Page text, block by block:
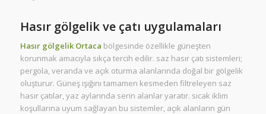
Hasır gölgelik ve çatı uygulamaları
Hasır gölgelik Ortaca bölgesinde özellikle güneşten
korunmak amacıyla sıkça tercih edilir. saz hasır çatı sistemleri;
pergola, veranda ve açık oturma alanlarında doğal bir gölgelik
oluşturur. Güneş ışığını tamamen kesmeden filtreleyen saz
hasır çatılar, yaz aylarında serin alanlar yaratır. sıcak iklim
koşullarına uyum sağlayan bu sistemler, açık alanların gün